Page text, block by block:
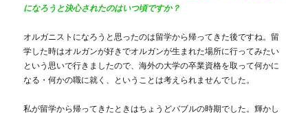
になろうと決心されたのはいつ頃ですか？
オルガニストになろうと思ったのは留学から帰ってきた後ですね。留
学した時はオルガンが好きでオルガンが生まれた場所に行ってみたい
という思いで行きましたので、海外の大学の卒業資格を取って何かに
なる・何かの職に就く、ということは考えられませんでした。
私が留学から帰ってきたときはちょうどバブルの時期でした。輝かし